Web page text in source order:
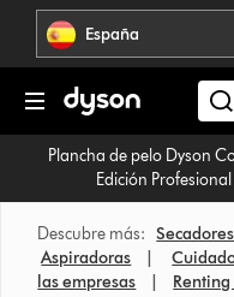
Omitir
navegación España
en
Plancha de pelo Dyson
Edición Profesional
Descubre más:
Aspiradoras |
las empresas
Renting